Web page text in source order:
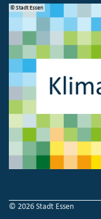
© Stadt Essen
© 2026 Stadt Essen